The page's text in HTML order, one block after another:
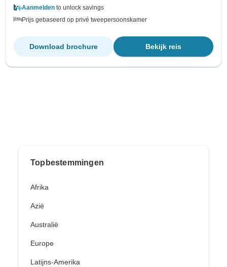
Aanmelden to unlock savings
Prijs gebaseerd op privé tweepersoonskamer
Bekijk reis
Download brochure
Topbestemmingen
Afrika
Azië
Australië
Europe
Latijns-Amerika